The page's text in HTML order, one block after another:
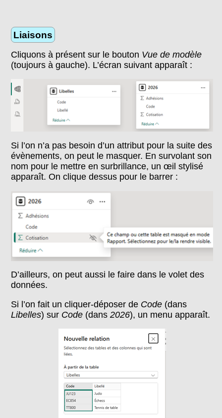
Liaisons
Cliquons à présent sur le bouton Vue de modèle
(toujours à gauche). L’écran suivant apparaît :
Si l’on n’a pas besoin d’un attribut pour la suite des
évènements, on peut le masquer. En survolant son
nom pour le mettre en surbrillance, un œil stylisé
apparaît. On clique dessus pour le barrer :
D’ailleurs, on peut aussi le faire dans le volet des
données.
Si l’on fait un cliquer-déposer de Code (dans
Libelles) sur Code (dans2026), un menu apparaît.